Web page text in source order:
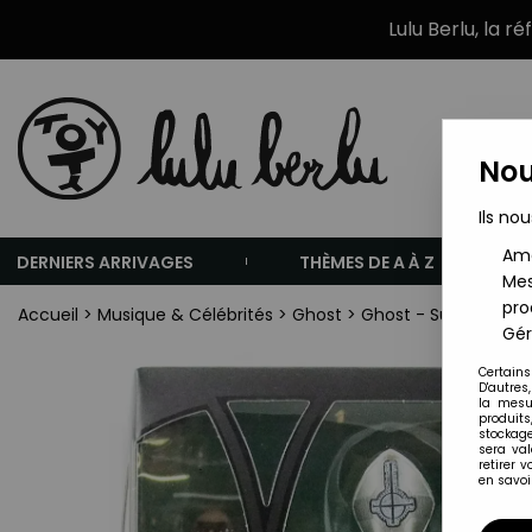
Lulu Berlu, la
DERNIERS ARRIVAGES THÈMES DE A À Z
Accueil > Musique & Célébrités > Ghost > Ghost - Super7
Ils
la
sera
retirer
en